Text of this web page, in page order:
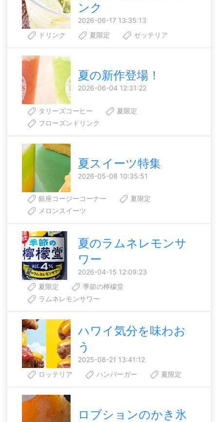
ンク
2026-06-17 13:35:13
ドリンク
夏限定 ゼッテリア
夏の新作登場！
2026-06-04 12:31:22
タリーズコーヒー
夏限定
フローズンドリンク
夏スイーツ特集
2026-05-08 10:35:51
銀座コージーコーナー
夏限定
メロンスイーツ
夏のラムネレモンサ
ワー
2026-04-15 12:09:23
夏限定
季節の檸檬堂
ラムネレモンサワー
ハワイ気分を味わお
う
2025-08-21 13:41:12
ロッテリア
ハンバーガー 夏限定
ロブションのかき氷